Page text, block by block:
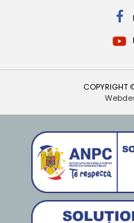
COPYRIGHT